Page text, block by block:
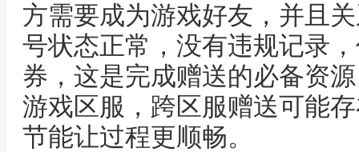
方需要成为游戏好友，并且
号状态正常，没有违规记录
券，这是完成赠送的必备资
游戏区服，跨区服赠送可能
节能让过程更顺畅。